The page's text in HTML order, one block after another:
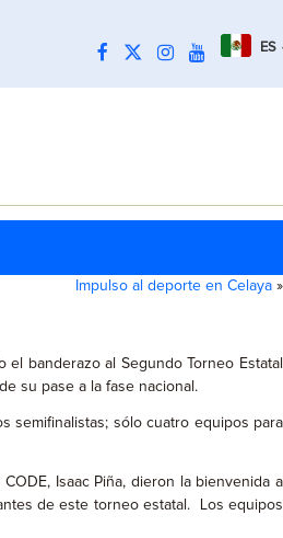
ES
Impulso al deporte en Celaya »
banderazo al Segundo Torneo Estatal
su pase a la fase nacional.
semifinalistas; sólo cuatro equipos para
Isaac Piña, dieron la bienvenida a
de este torneo estatal. Los equipos